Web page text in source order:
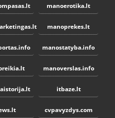
manoerotika.lt
manoprekes.lt
manostatyba.info
manoverslas.info
itbaze.lt
cvpavyzdys.com